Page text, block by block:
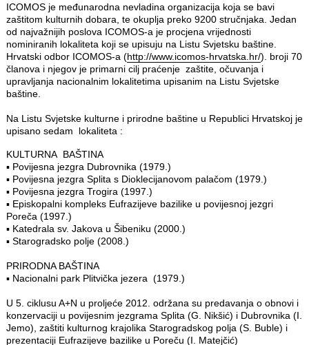
ICOMOS je međunarodna nevladina organizacija koja se bavi
zaštitom kulturnih dobara, te okuplja preko 9200 stručnjaka. Jedan
od najvažnijih poslova ICOMOS-a je procjena vrijednosti
nominiranih lokaliteta koji se upisuju na Listu Svjetsku baštine.
Hrvatski odbor ICOMOS-a (http://www.icomos-hrvatska.hr/). broji 70
članova i njegov je primarni cilj praćenje zaštite, očuvanja i
upravljanja nacionalnim lokalitetima upisanim na Listu Svjetske
baštine.
Na Listu Svjetske kulturne i prirodne baštine u Republici Hrvatskoj je
upisano sedam lokaliteta :
KULTURNA BAŠTINA
▪ Povijesna jezgra Dubrovnika (1979.)
▪ Povijesna jezgra Splita s Dioklecijanovom palačom (1979.)
▪ Povijesna jezgra Trogira (1997.)
▪ Episkopalni kompleks Eufrazijeve bazilike u povijesnoj jezgri
Poreča (1997.)
▪ Katedrala sv. Jakova u Šibeniku (2000.)
▪ Starogradsko polje (2008.)
PRIRODNA BAŠTINA
▪ Nacionalni park Plitvička jezera (1979.)
U 5. ciklusu A+N u proljeće 2012. održana su predavanja o obnovi i
konzervaciji u povijesnim jezgrama Splita (G. Nikšić) i Dubrovnika (I.
Jemo), zaštiti kulturnog krajolika Starogradskog polja (S. Buble) i
prezentaciji Eufrazijeve bazilike u Poreču (I. Matejčić)